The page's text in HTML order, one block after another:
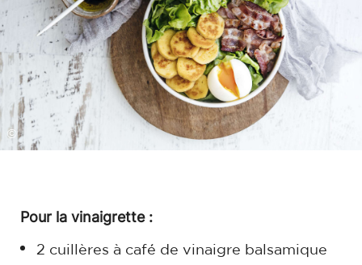
©
Pour la vinaigrette :
2 cuillères à café de vinaigre balsamique